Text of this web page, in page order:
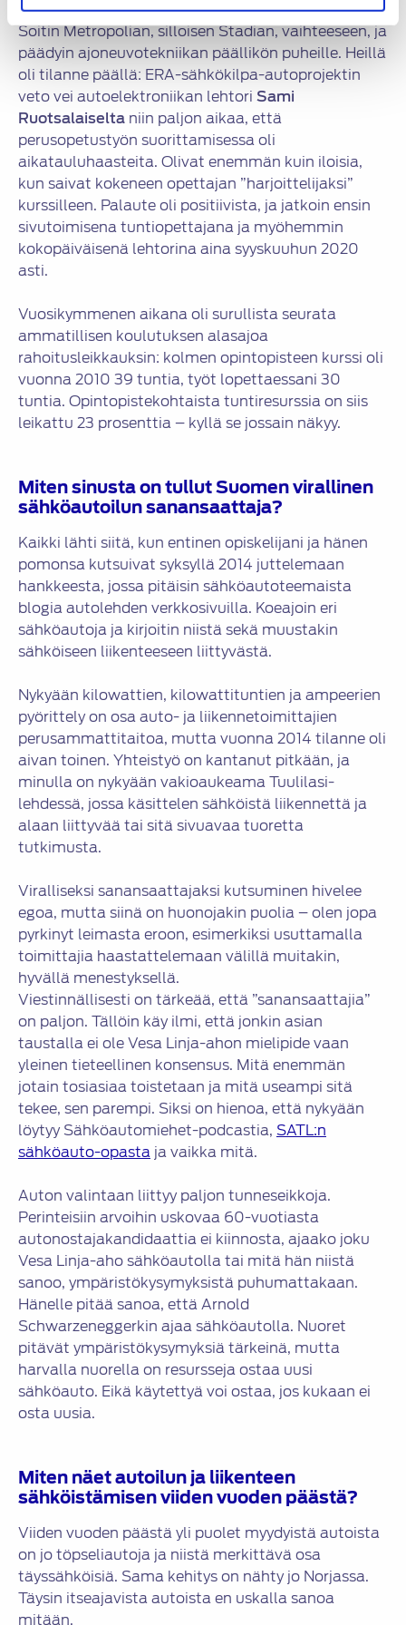
ammattikoulussa tai ammattikorkeakoulussa.
Soitin Metropolian, silloisen Stadian, vaihteeseen, ja
päädyin ajoneuvotekniikan päällikön puheille. Heillä
oli tilanne päällä: ERA-sähkökilpa-autoprojektin
veto vei autoelektroniikan lehtori Sami
Ruotsalaiselta niin paljon aikaa, että
perusopetustyön suorittamisessa oli
aikatauluhaasteita. Olivat enemmän kuin iloisia,
kun saivat kokeneen opettajan ”harjoittelijaksi”
kurssilleen. Palaute oli positiivista, ja jatkoin ensin
sivutoimisena tuntiopettajana ja myöhemmin
kokopäiväisenä lehtorina aina syyskuuhun 2020
asti.
Vuosikymmenen aikana oli surullista seurata
ammatillisen koulutuksen alasajoa
rahoitusleikkauksin: kolmen opintopisteen kurssi oli
vuonna 2010 39 tuntia, työt lopettaessani 30
tuntia. Opintopistekohtaista tuntiresurssia on siis
leikattu 23 prosenttia – kyllä se jossain näkyy.
Miten sinusta on tullut Suomen virallinen
sähköautoilun sanansaattaja?
Kaikki lähti siitä, kun entinen opiskelijani ja hänen
pomonsa kutsuivat syksyllä 2014 juttelemaan
hankkeesta, jossa pitäisin sähköautoteemaista
blogia autolehden verkkosivuilla. Koeajoin eri
sähköautoja ja kirjoitin niistä sekä muustakin
sähköiseen liikenteeseen liittyvästä.
Nykyään kilowattien, kilowattituntien ja ampeerien
pyörittely on osa auto- ja liikennetoimittajien
perusammattitaitoa, mutta vuonna 2014 tilanne oli
aivan toinen. Yhteistyö on kantanut pitkään, ja
minulla on nykyään vakioaukeama Tuulilasi-
lehdessä, jossa käsittelen sähköistä liikennettä ja
alaan liittyvää tai sitä sivuavaa tuoretta
tutkimusta.
Viralliseksi sanansaattajaksi kutsuminen hivelee
egoa, mutta siinä on huonojakin puolia – olen jopa
pyrkinyt leimasta eroon, esimerkiksi usuttamalla
toimittajia haastattelemaan välillä muitakin,
hyvällä menestyksellä.
Viestinnällisesti on tärkeää, että ”sanansaattajia”
on paljon. Tällöin käy ilmi, että jonkin asian
taustalla ei ole Vesa Linja-ahon mielipide vaan
yleinen tieteellinen konsensus. Mitä enemmän
jotain tosiasiaa toistetaan ja mitä useampi sitä
tekee, sen parempi. Siksi on hienoa, että nykyään
löytyy Sähköautomiehet-podcastia, SATL:n
sähköauto-opasta ja vaikka mitä.
Auton valintaan liittyy paljon tunneseikkoja.
Perinteisiin arvoihin uskovaa 60-vuotiasta
autonostajakandidaattia ei kiinnosta, ajaako joku
Vesa Linja-aho sähköautolla tai mitä hän niistä
sanoo, ympäristökysymyksistä puhumattakaan.
Hänelle pitää sanoa, että Arnold
Schwarzeneggerkin ajaa sähköautolla. Nuoret
pitävät ympäristökysymyksiä tärkeinä, mutta
harvalla nuorella on resursseja ostaa uusi
sähköauto. Eikä käytettyä voi ostaa, jos kukaan ei
osta uusia.
Miten näet autoilun ja liikenteen
sähköistämisen viiden vuoden päästä?
Viiden vuoden päästä yli puolet myydyistä autoista
on jo töpseliautoja ja niistä merkittävä osa
täyssähköisiä. Sama kehitys on nähty jo Norjassa.
Täysin itseajavista autoista en uskalla sanoa
mitään.